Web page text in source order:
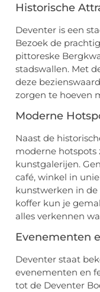
Historische
Deventer is een
Bezoek de
pittoreske
stadswallen. Met
deze
zorgen te hoeven
Moderne
Naast de
moderne hotspots
kunstgalerijen.
café, winkel in
kunstwerken in
koffer kun je
alles verkennen
Evenementen
Deventer staat
evenementen en
tot de Deventer